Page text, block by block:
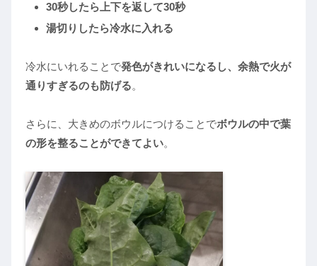
30秒したら上下を返して30秒
湯切りしたら冷水に入れる
冷水にいれることで発色がきれいになるし、余熱で火が
通りすぎるのも防げる。
さらに、大きめのボウルにつけることでボウルの中で葉
の形を整ることができてよい。